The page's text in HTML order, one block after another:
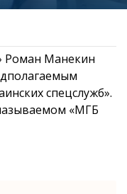
Роман Манекин
спецслужб».
«МГБ